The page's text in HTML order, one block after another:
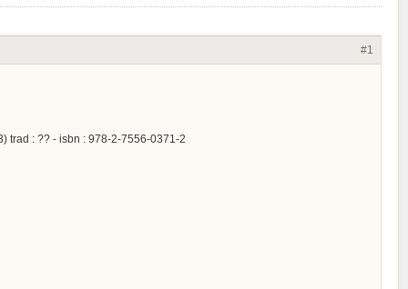
#1
trad : ?? - isbn : 978-2-7556-0371-2